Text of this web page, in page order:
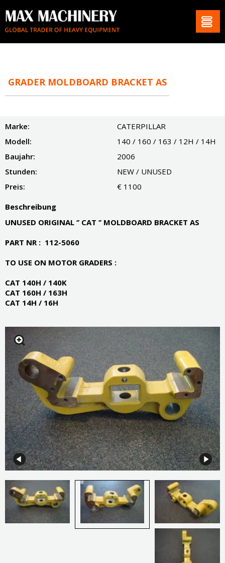
GRADER MOLDBOARD BRACKET AS
Marke:
CATERPILLAR
Modell:
140 / 160 / 163 / 12H / 14H
Baujahr:
2006
Stunden:
NEW / UNUSED
Preis:
€ 1100
Beschreibung
UNUSED ORIGINAL ‘’ CAT ‘’ MOLDBOARD BRACKET AS
PART NR : 112-5060
TO USE ON MOTOR GRADERS :
CAT 140H / 140K
CAT 160H / 163H
CAT 14H / 16H